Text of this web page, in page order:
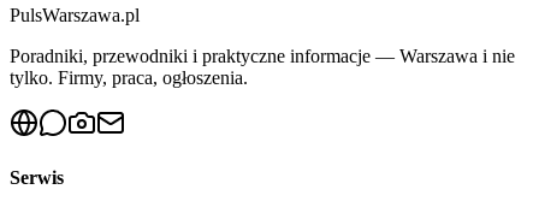
PulsWarszawa.pl
Poradniki, przewodniki i praktyczne informacje — Warszawa i nie
tylko. Firmy, praca, ogłoszenia.
Serwis